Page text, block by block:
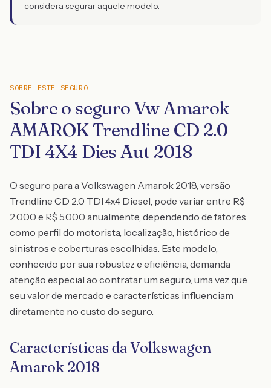
considera segurar aquele modelo.
SOBRE ESTE SEGURO
Sobre o seguro Vw Amarok
AMAROK Trendline CD 2.0
TDI 4X4 Dies Aut 2018
O seguro para a Volkswagen Amarok 2018, versão
Trendline CD 2.0 TDI 4x4 Diesel, pode variar entre R$
2.000 e R$ 5.000 anualmente, dependendo de fatores
como perfil do motorista, localização, histórico de
sinistros e coberturas escolhidas. Este modelo,
conhecido por sua robustez e eficiência, demanda
atenção especial ao contratar um seguro, uma vez que
seu valor de mercado e características influenciam
diretamente no custo do seguro.
Características da Volkswagen
Amarok 2018